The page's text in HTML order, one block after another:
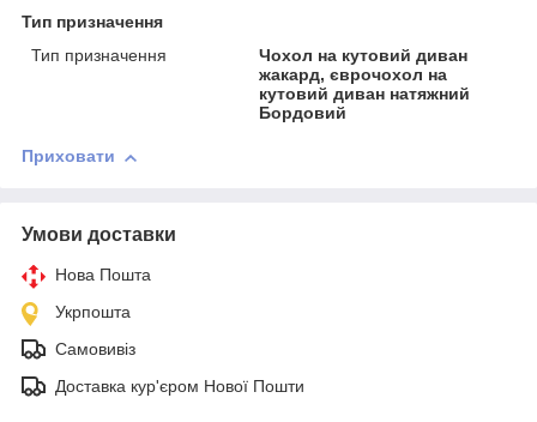
Тип призначення
Тип призначення
Чохол на кутовий диван
жакард, єврочохол на
кутовий диван натяжний
Бордовий
Приховати
Умови доставки
Нова Пошта
Укрпошта
Самовивіз
Доставка кур'єром Нової Пошти